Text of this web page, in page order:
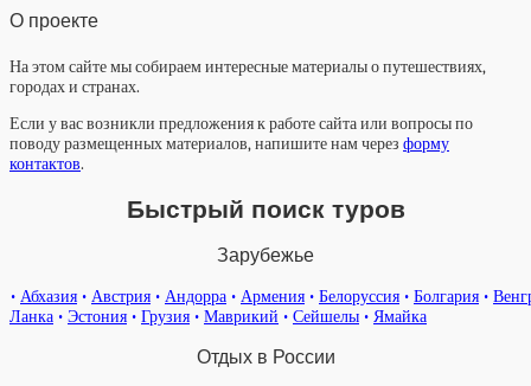
О проекте
На этом сайте мы собираем интересные материалы о путешествиях,
городах и странах.
Если у вас возникли предложения к работе сайта или вопросы по
поводу размещенных материалов, напишите нам через форму
контактов.
Быстрый поиск туров
Зарубежье
• Абхазия • Австрия • Андорра • Армения • Белоруссия • Болгария •
Ланка • Эстония • Грузия • Маврикий • Сейшелы • Ямайка
Отдых в России